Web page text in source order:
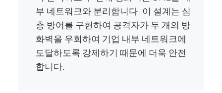
부 네트워크와 분리합니다. 이 설계는 심
층 방어를 구현하여 공격자가 두 개의 방
화벽을 우회하여 기업 내부 네트워크에
도달하도록 강제하기 때문에 더욱 안전
합니다.